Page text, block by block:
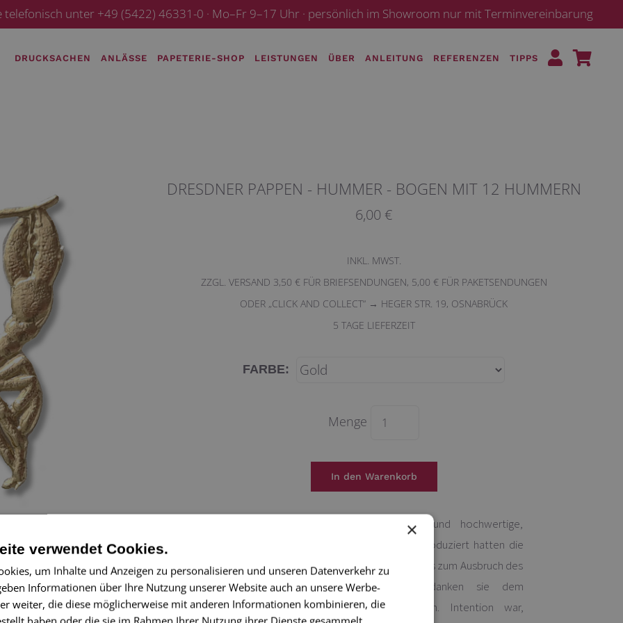
telefonisch unter +49 (5422) 46331-0 · Mo–Fr 9–17 Uhr · persönlich im Showroom nur mit Terminvereinbarung
DRUCKSACHEN ANLÄSSE PAPETERIE-SHOP LEISTUNGEN ÜBER ANLEITUNG REFERENZEN TIPPS
DRESDNER PAPPEN - HUMMER - BOGEN MIT 12 HUMMERN
6,00 €
INKL. MWST.
ZZGL. VERSAND 3,50 € FÜR BRIEFSENDUNGEN, 5,00 € FÜR PAKETSENDUNGEN
ODER „CLICK AND COLLECT“ → HEGER STR. 19, OSNABRÜCK
5 TAGE LIEFERZEIT
FARBE:
Menge
Dresdner Pappen sind wunderschöne und hochwertige,
nostalgische Papeterie: Seit etwa 1870 produziert hatten die
Dresdner Pappen Ihre Blütezeit von 1880 bis zum Ausbruch des
Ersten Weltkriegs. Ihren Namen verdanken sie dem
Herstellungsgebiet, dem Raum Dresden. Intention war,
×
verwendet Cookies.
um Inhalte und Anzeigen zu personalisieren und unseren Datenverkehr zu
Informationen über Ihre Nutzung unserer Website auch an unsere Werbe-
weiter, die diese möglicherweise mit anderen Informationen kombinieren, die